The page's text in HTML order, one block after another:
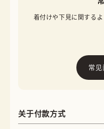
着付けや下見に関する
常见
关于付款方式